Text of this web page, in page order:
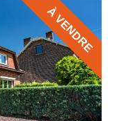
À VENDRE